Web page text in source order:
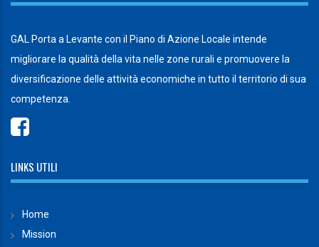
GAL Porta a Levante con il Piano di Azione Locale intende
migliorare la qualità della vita nelle zone rurali e promuovere la
diversificazione delle attività economiche in tutto il territorio di sua
competenza.
LINKS UTILI
Home
Mission